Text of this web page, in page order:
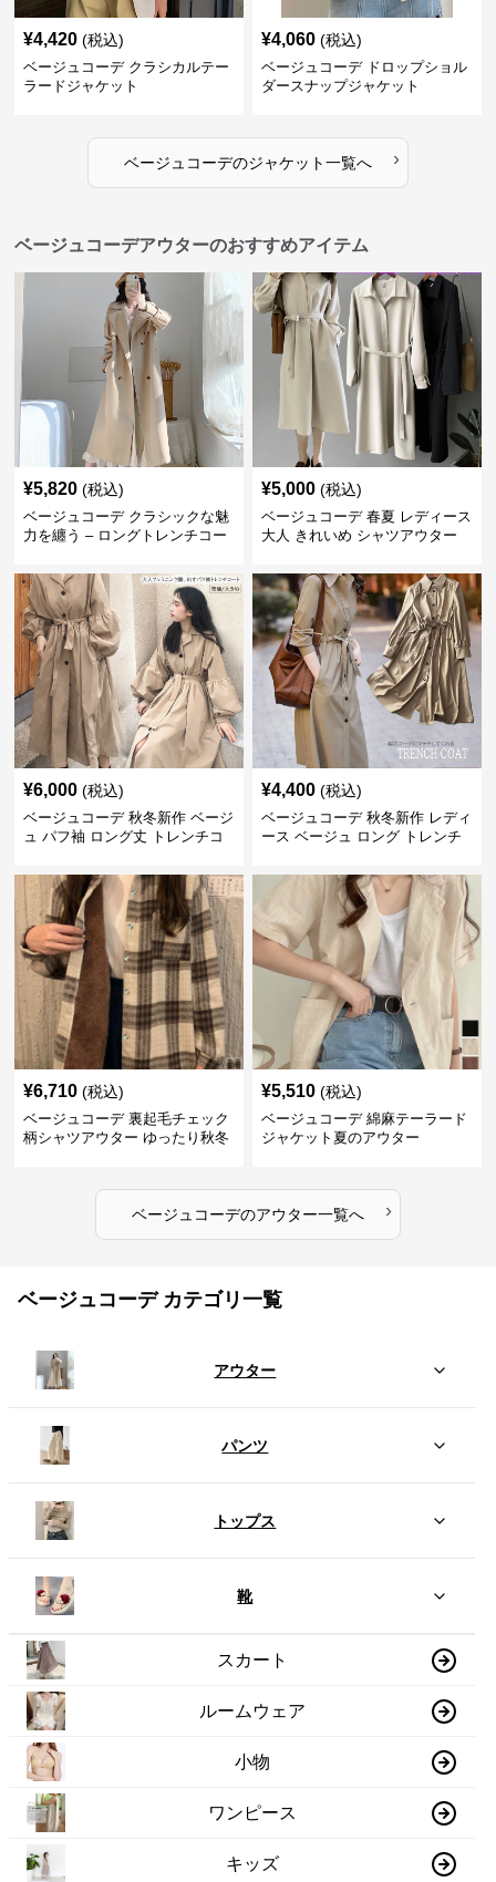
¥4,420 (税込)
ベージュコーデ クラシカルテー
ラードジャケット
¥4,060 (税込)
ベージュコーデ ドロップショル
ダースナップジャケット
ベージュコーデのジャケット一覧へ ›
ベージュコーデアウターのおすすめアイテム
¥5,820 (税込)
ベージュコーデ クラシックな魅
力を纏う – ロングトレンチコー
¥5,000 (税込)
ベージュコーデ 春夏 レディース
大人 きれいめ シャツアウター
¥6,000 (税込)
ベージュコーデ 秋冬新作 ベージ
ュ パフ袖 ロング丈 トレンチコ
¥4,400 (税込)
ベージュコーデ 秋冬新作 レディ
ース ベージュ ロング トレンチ
¥6,710 (税込)
ベージュコーデ 裏起毛チェック
柄シャツアウター ゆったり秋冬
¥5,510 (税込)
ベージュコーデ 綿麻テーラード
ジャケット夏のアウター
ベージュコーデのアウター一覧へ ›
ベージュコーデ カテゴリ一覧
アウター
パンツ
トップス
靴
スカート
ルームウェア
小物
ワンピース
キッズ